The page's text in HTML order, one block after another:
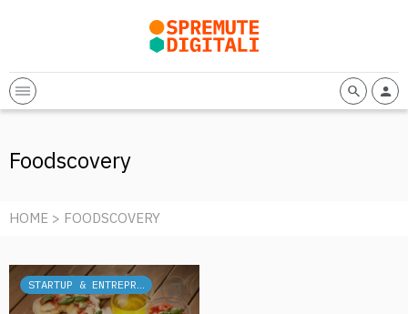
Foodscovery
HOME > FOODSCOVERY
STARTUP & ENTREPRENEURSHIP